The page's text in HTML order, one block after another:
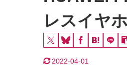
レスイヤ
2022-04-01